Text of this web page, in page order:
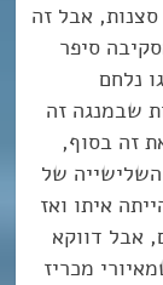
אבל זה
סיפר
נלחם
שבמנגה זה
זה בסוף,
השלישייה של
איתו ואז
אבל דווקא
מכריז